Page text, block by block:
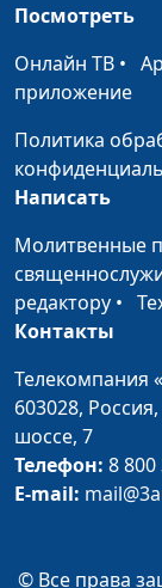
Воспитание до
рождения
Неуправляемые
дети
Посмотреть
Онлайн ТВ •
приложение
Политика
Написать
Молитвенные
редактору •
Контакты
Телекомпания
603028,
шоссе, 7
Телефон: 8 800
E-mail:
© Все права